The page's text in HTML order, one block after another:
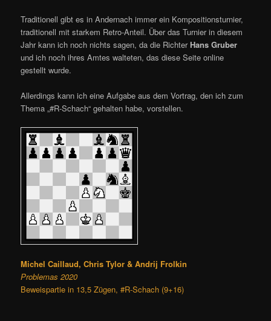
Traditionell gibt es in Andernach immer ein Kompositionsturnier,
traditionell mit starkem Retro-Anteil. Über das Turnier in diesem
Jahr kann ich noch nichts sagen, da die Richter Hans Gruber
und ich noch ihres Amtes walteten, das diese Seite online
gestellt wurde.
Allerdings kann ich eine Aufgabe aus dem Vortrag, den ich zum
Thema „#R-Schach“ gehalten habe, vorstellen.
Michel Caillaud, Chris Tylor & Andrij Frolkin
Problemas 2020
Beweispartie in 13,5 Zügen, #R-Schach (9+16)